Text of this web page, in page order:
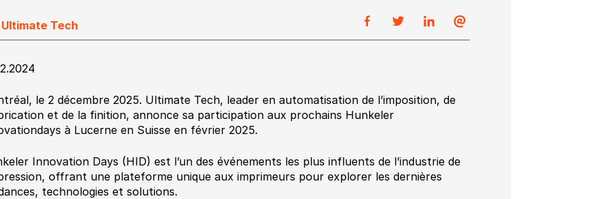
Tech
le 2 décembre 2025. Ultimate Tech, leader en automatisation de l’imposition, de
et de la finition, annonce sa participation aux prochains Hunkeler
à Lucerne en Suisse en février 2025.
Innovation Days (HID) est l’un des événements les plus influents de l’industrie de
offrant une plateforme unique aux imprimeurs pour explorer les dernières
technologies et solutions.